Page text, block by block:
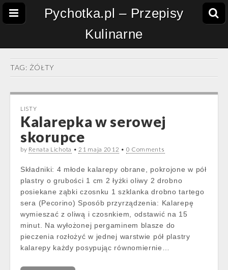
Pychotka.pl – Przepisy
Kulinarne
TAG: ŻÓŁTY
LISTY
Kalarepka w serowej
skorupce
by Renata Lichota •21 maja 2012 • 0 Comments
Składniki: 4 młode kalarepy obrane, pokrojone w pół
plastry o grubości 1 cm 2 łyżki oliwy 2 drobno
posiekane ząbki czosnku 1 szklanka drobno tartego
sera (Pecorino) Sposób przyrządzenia: Kalarepę
wymieszać z oliwą i czosnkiem, odstawić na 15
minut. Na wyłożonej pergaminem blasze do
pieczenia rozłożyć w jednej warstwie pół plastry
kalarepy każdy posypując równomiernie…